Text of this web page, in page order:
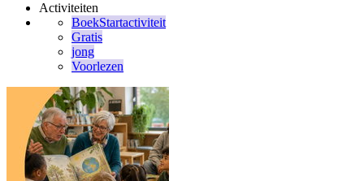
Activiteiten
BoekStartactiviteit
Gratis
jong
Voorlezen